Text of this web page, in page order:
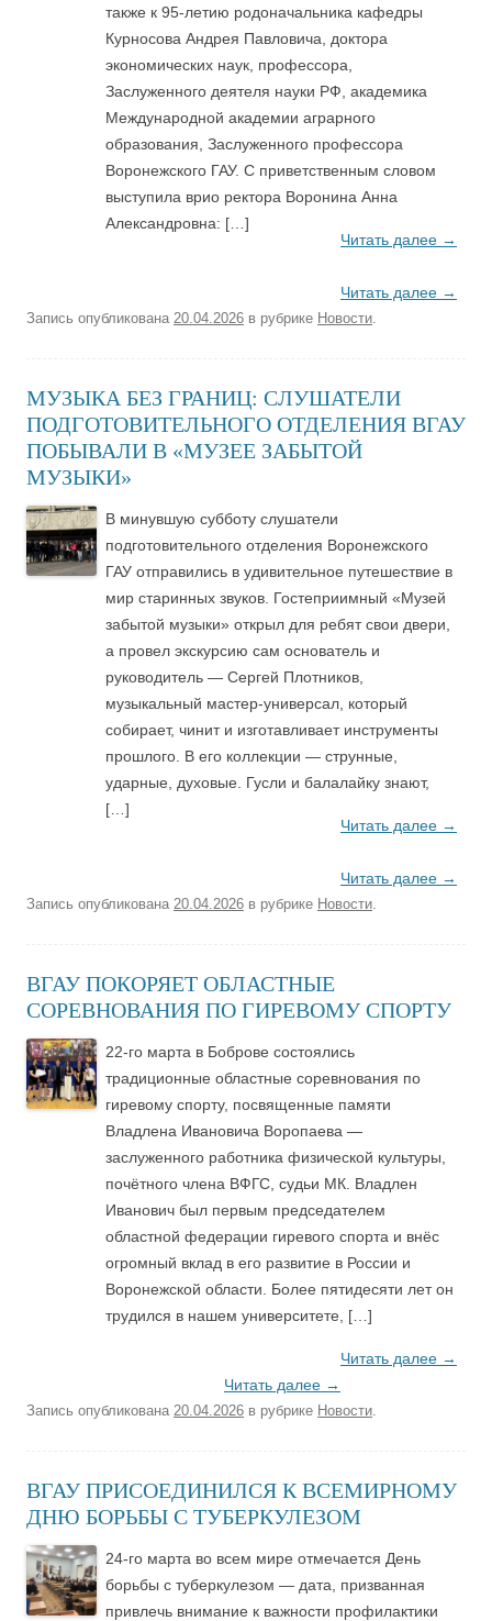
также к 95-летию родоначальника кафедры
Курносова Андрея Павловича, доктора
экономических наук, профессора,
Заслуженного деятеля науки РФ, академика
Международной академии аграрного
образования, Заслуженного профессора
Воронежского ГАУ. С приветственным словом
выступила врио ректора Воронина Анна
Александровна: […]
Читать далее →
Читать далее →
Запись опубликована 20.04.2026 в рубрике Новости
МУЗЫКА БЕЗ ГРАНИЦ: СЛУШАТЕЛИ
ПОДГОТОВИТЕЛЬНОГО ОТДЕЛЕНИЯ ВГАУ
ПОБЫВАЛИ В «МУЗЕЕ ЗАБЫТОЙ
МУЗЫКИ»
В минувшую субботу слушатели
подготовительного отделения Воронежского
ГАУ отправились в удивительное путешествие в
мир старинных звуков. Гостеприимный «Музей
забытой музыки» открыл для ребят свои двери,
а провел экскурсию сам основатель и
руководитель — Сергей Плотников,
музыкальный мастер-универсал, который
собирает, чинит и изготавливает инструменты
прошлого. В его коллекции — струнные,
ударные, духовые. Гусли и балалайку знают,
[…]
Читать далее →
Читать далее →
Запись опубликована 20.04.2026 в рубрике Новости
ВГАУ ПОКОРЯЕТ ОБЛАСТНЫЕ
СОРЕВНОВАНИЯ ПО ГИРЕВОМУ СПОРТУ
22-го марта в Боброве состоялись
традиционные областные соревнования по
гиревому спорту, посвященные памяти
Владлена Ивановича Воропаева —
заслуженного работника физической культуры,
почётного члена ВФГС, судьи МК. Владлен
Иванович был первым председателем
областной федерации гиревого спорта и внёс
огромный вклад в его развитие в России и
Воронежской области. Более пятидесяти лет он
трудился в нашем университете, […]
Читать далее →
Читать далее →
Запись опубликована 20.04.2026 в рубрике Новости
ВГАУ ПРИСОЕДИНИЛСЯ К ВСЕМИРНОМУ
ДНЮ БОРЬБЫ С ТУБЕРКУЛЕЗОМ
24-го марта во всем мире отмечается День
борьбы с туберкулезом — дата, призванная
привлечь внимание к важности профилактики